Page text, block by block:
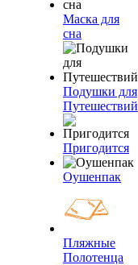
Маска для
сна
Подушки для
Путешествий
Пригодится
Оушенпак
Пляжные
Полотенца